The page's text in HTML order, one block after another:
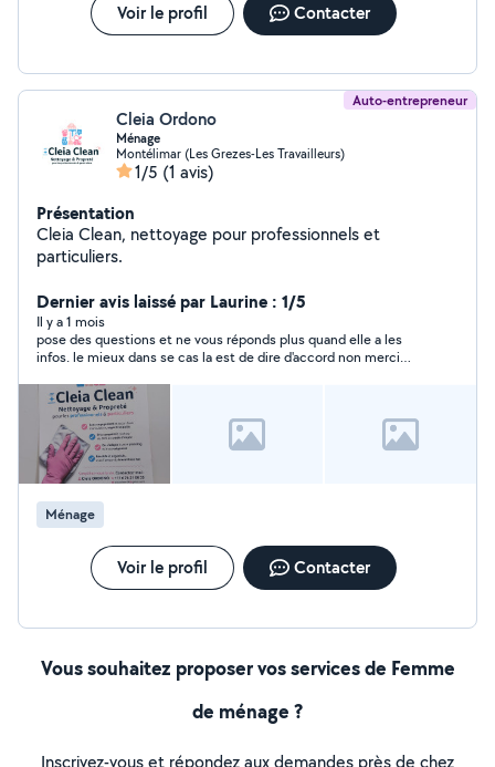
Voir le profil Contacter
Auto-entrepreneur
Cleia Ordono
Ménage
Montélimar (Les Grezes-Les Travailleurs)
1/5 (1 avis)
Présentation
Cleia Clean, nettoyage pour professionnels et
particuliers.
Dernier avis laissé par Laurine : 1/5
Il y a 1 mois
pose des questions et ne vous réponds plus quand elle a les
infos. le mieux dans se cas la est de dire d'accord non merci
manque de professionnalisme
Ménage
Voir le profil Contacter
Vous souhaitez proposer vos services de Femme
de ménage ?
Inscrivez-vous et répondez aux demandes près de chez